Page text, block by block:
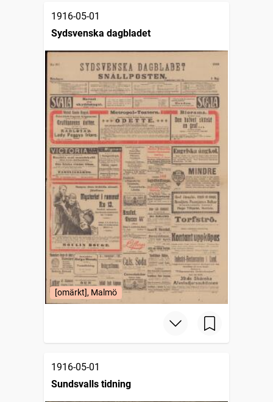
1916-05-01
Sydsvenska dagbladet
[omärkt], Malmö
1916-05-01
Sundsvalls tidning